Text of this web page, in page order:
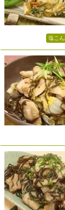
塩こ